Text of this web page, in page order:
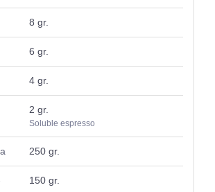
8 gr.
6 gr.
4gr.
2 gr.
Soluble espresso
250gr.
150gr.